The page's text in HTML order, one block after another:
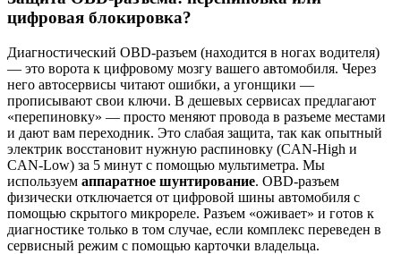
цифровая блокировка?
Диагностический OBD-разъем (находится в ногах водителя)
— это ворота к цифровому мозгу вашего автомобиля. Через
него автосервисы читают ошибки, а угонщики —
прописывают свои ключи. В дешевых сервисах предлагают
«перепиновку» — просто меняют провода в разъеме местами
и дают вам переходник. Это слабая защита, так как опытный
электрик восстановит нужную распиновку (CAN-High и
CAN-Low) за 5 минут с помощью мультиметра. Мы
используем аппаратное шунтирование. OBD-разъем
физически отключается от цифровой шины автомобиля с
помощью скрытого микрореле. Разъем «оживает» и готов к
диагностике только в том случае, если комплекс переведен в
сервисный режим с помощью карточки владельца.